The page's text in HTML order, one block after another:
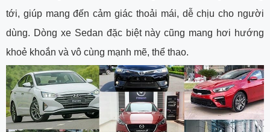
tới, giúp mang đến cảm giác thoải mái, dễ chịu cho người
dùng. Dòng xe Sedan đặc biệt này cũng mang hơi hướng
khoẻ khoắn và vô cùng mạnh mẽ, thể thao.